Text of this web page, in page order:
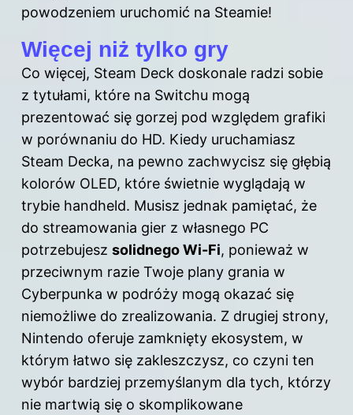
powodzeniem uruchomić na Steamie!
Więcej niż tylko gry
Co więcej, Steam Deck doskonale radzi sobie
z tytułami, które na Switchu mogą
prezentować się gorzej pod względem grafiki
w porównaniu do HD. Kiedy uruchamiasz
Steam Decka, na pewno zachwycisz się głębią
kolorów OLED, które świetnie wyglądają w
trybie handheld. Musisz jednak pamiętać, że
do streamowania gier z własnego PC
potrzebujesz solidnego Wi-Fi, ponieważ w
przeciwnym razie Twoje plany grania w
Cyberpunka w podróży mogą okazać się
niemożliwe do zrealizowania. Z drugiej strony,
Nintendo oferuje zamknięty ekosystem, w
którym łatwo się zakleszczysz, co czyni ten
wybór bardziej przemyślanym dla tych, którzy
nie martwią się o skomplikowane